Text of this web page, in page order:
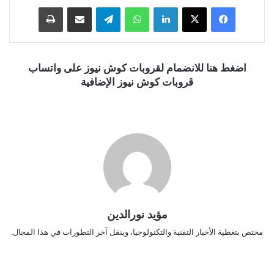
فيسبوك ‫X لينكدإن واتساب تيلقرام
اضغط هنا للانضمام لقروبات كوش نيوز على واتساب
قروبات كوش نيوز الإضافية
مؤيد نورالدين
مختص بتغطية الأخبار التقنية والتكنولوجيا، وينقل آخر التطورات في هذا المجال.